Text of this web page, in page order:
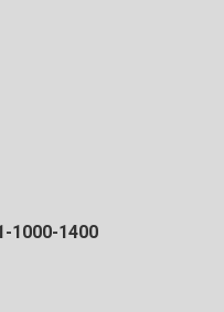
1000-1400